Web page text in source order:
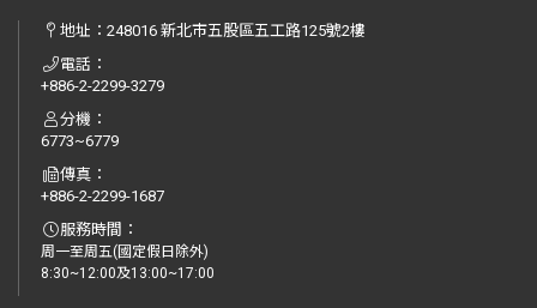
地址：248016 新北市五股區五工路125號2樓
電話：
+886-2-2299-3279
分機：
6773~6779
傳真：
+886-2-2299-1687
服務時間：
周一至周五(國定假日除外)
8:30~12:00及13:00~17:00